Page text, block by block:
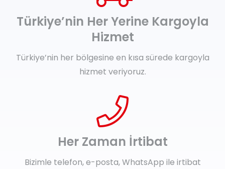
Türkiye’nin Her Yerine Kargoyla
Hizmet
Türkiye’nin her bölgesine en kısa sürede kargoyla
hizmet veriyoruz.
Her Zaman İrtibat
Bizimle telefon, e-posta, WhatsApp ile irtibat